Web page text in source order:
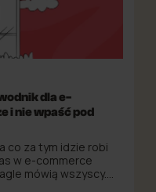
dla e-
i nie wpaść pod
co za tym idzie robi
w e-commerce
mówią wszyscy.
w Meta